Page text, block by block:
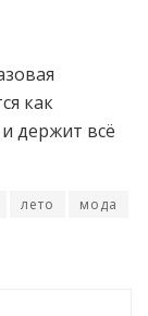
как
держит всё
лето
мода